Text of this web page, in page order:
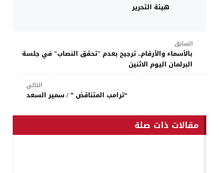
هيئة التحرير
السابق
بالأسماء والأرقام.. ترجيح بعدم "تحقق النصاب" في جلسة
البرلمان اليوم الاثنين
التالي
“ترامب المتناقض ” / سمير السعد
مقالات ذات صلة